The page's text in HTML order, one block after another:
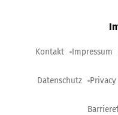
Kontakt Impressum
Datenschutz